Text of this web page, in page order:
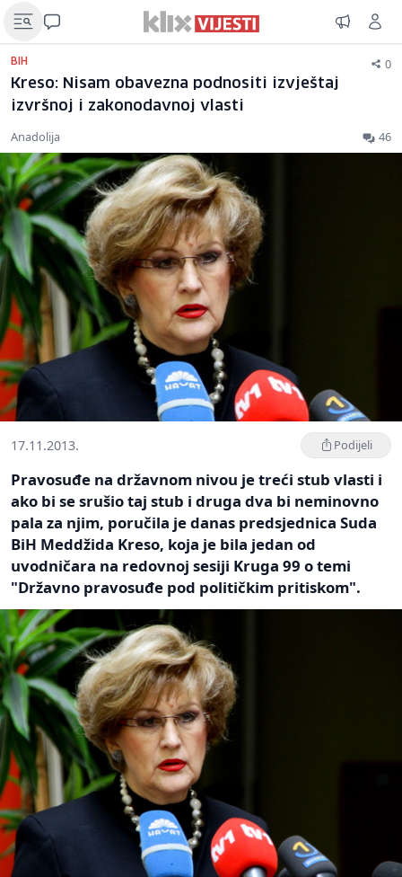
BIH 0
Kreso: Nisam obavezna podnositi izvještaj
izvršnoj i zakonodavnoj vlasti
Anadolija 46
17.11.2013. Podijeli
Pravosuđe na državnom nivou je treći stub vlasti i
ako bi se srušio taj stub i druga dva bi neminovno
pala za njim, poručila je danas predsjednica Suda
BiH Meddžida Kreso, koja je bila jedan od
uvodničara na redovnoj sesiji Kruga 99 o temi
"Državno pravosuđe pod političkim pritiskom".